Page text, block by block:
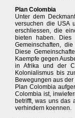
Plan Colombia
Unter dem
versuchen die USA
erschliessen, die
bieten haben.
Gemeinschaften,
Diese
Kaempfe gegen
in Afrika und der
Kolonialismus bis
Bewegungen aus
Plan Colombia
Colombia ist,
betrifft, was uns das
verhindern koennen.